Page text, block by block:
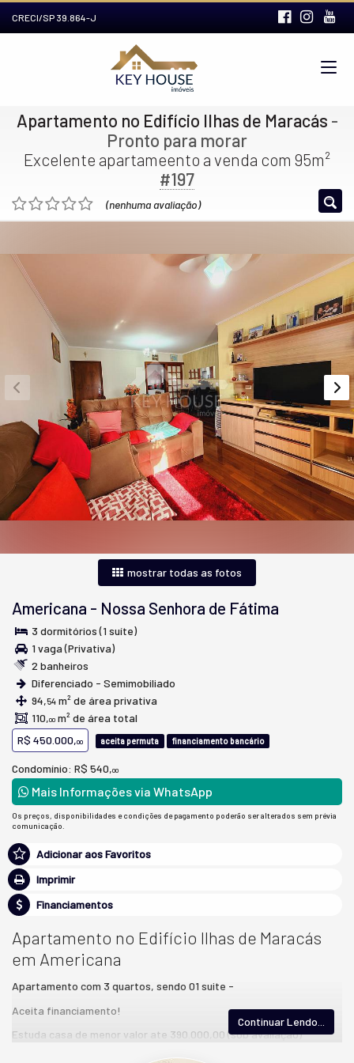
CRECI/SP 39.864-J
Apartamento no Edifício Ilhas de Maracás -
Pronto para morar
Excelente apartameento a venda com 95m²
#197
(nenhuma avaliação)
mostrar todas as fotos
Americana - Nossa Senhora de Fátima
3 dormitórios (1 suíte)
1 vaga (Privativa)
2 banheiros
Diferenciado - Semimobiliado
94,54 m² de área privativa
110,00 m² de área total
R$ 450.000,00 aceita permuta financiamento bancário
Condomínio: R$ 540,00
Mais Informações via WhatsApp
Os preços, disponibilidades e condições de pagamento poderão ser alterados sem prévia
comunicação.
Adicionar aos Favoritos
Imprimir
Financiamentos
Apartamento no Edifício Ilhas de Maracás
em Americana
Apartamento com 3 quartos, sendo 01 suite -
Aceita financiamento!
Estuda casa de menor valor ate 390.000,00 (sob avaliação)
Um Apê perfeito para moradia ou investimento!
Continuar Lendo...